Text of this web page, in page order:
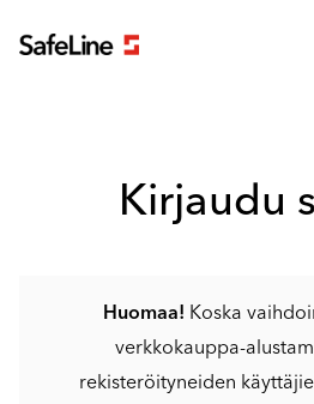
Kirjaudu
Huomaa! Koska
verkkokauppa-
rekisteröityneiden
Kirjautumislomake